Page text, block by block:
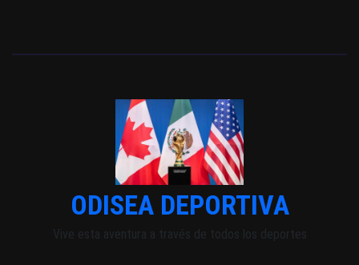
ODISEA DEPORTIVA
Vive esta aventura a través de todos los deportes